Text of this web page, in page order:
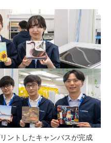
ントしたキャンバスが完成